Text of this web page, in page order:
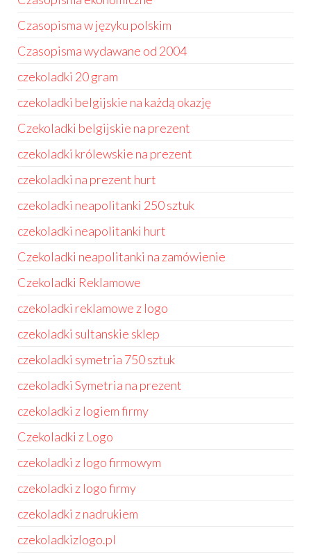
Czasopisma w języku polskim
Czasopisma wydawane od 2004
czekoladki 20 gram
czekoladki belgijskie na każdą okazję
Czekoladki belgijskie na prezent
czekoladki królewskie na prezent
czekoladki na prezent hurt
czekoladki neapolitanki 250 sztuk
czekoladki neapolitanki hurt
Czekoladki neapolitanki na zamówienie
Czekoladki Reklamowe
czekoladki reklamowe z logo
czekoladki sultanskie sklep
czekoladki symetria 750 sztuk
czekoladki Symetria na prezent
czekoladki z logiem firmy
Czekoladki z Logo
czekoladki z logo firmowym
czekoladki z logo firmy
czekoladki z nadrukiem
czekoladkizlogo.pl